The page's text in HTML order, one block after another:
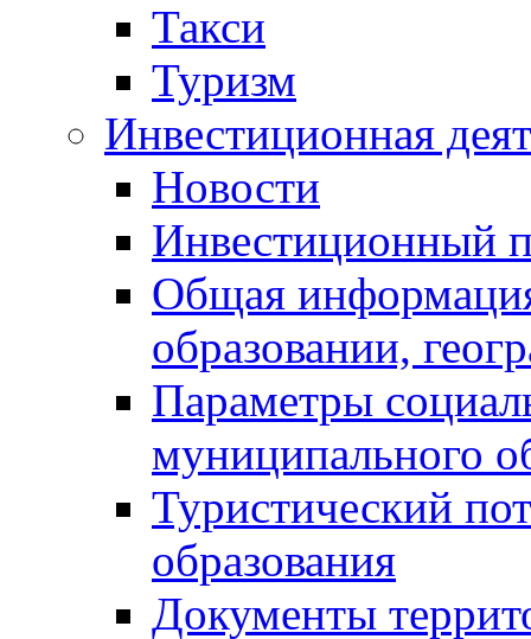
Такси
Туризм
Инвестиционная
Новости
Инвестиционный
Общая
образовании,
Параметры
муниципального
Туристический
образования
Документы